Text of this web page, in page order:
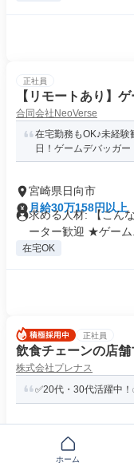
正社員
【リモートあり】
合同会社NeoVerse
在宅勤務もOK♪未経
日！ゲームデバッガー
宮崎県日向市
月給30万158円以上
求める人材: 【こん
ーター歓迎 ★ゲーム
在宅OK
正社員
飲食チェーンの店
株式会社プレナス
✅20代・30代活躍中
月給36万4000円～
求めている人材 ＜
ホーム